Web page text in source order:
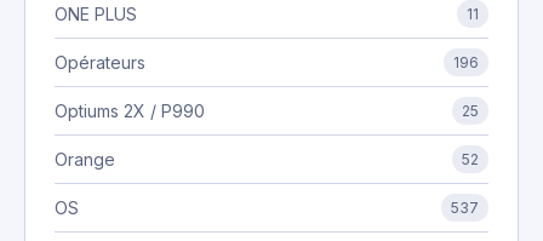
ONE PLUS 11
Opérateurs 196
Optiums 2X / P990 25
Orange 52
OS 537